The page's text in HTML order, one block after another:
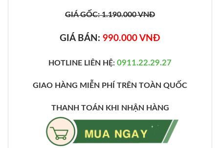
GIÁ GỐC: 1.190.000 VNĐ
GIÁ BÁN: 990.000 VNĐ
HOTLINE LIÊN HỆ: 0911.22.29.27
GIAO HÀNG MIỄN PHÍ TRÊN TOÀN QUỐC
THANH TOÁN KHI NHẬN HÀNG